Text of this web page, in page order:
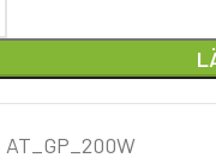
AT_GP_200W